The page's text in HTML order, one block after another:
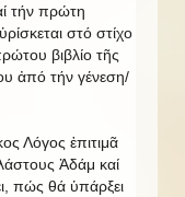
τήν πρώτη
στό στίχο
βιβλίο τῆς
ἀπό τήν γένεση/
Λόγος ἐπιτιμᾶ
Ἀδάμ καί
πώς θά ὑπάρξει